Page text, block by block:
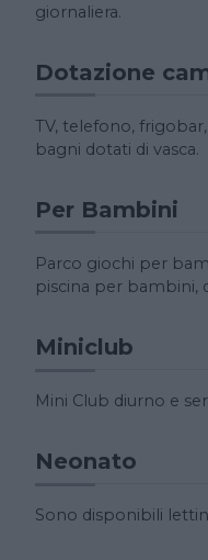
giornaliera.
Dotazione
TV, telefono,
bagni dotati di vasca.
Per Bambini
Parco giochi per
piscina per bambini,
Miniclub
Mini Club diurno e
Neonato
Sono disponibili